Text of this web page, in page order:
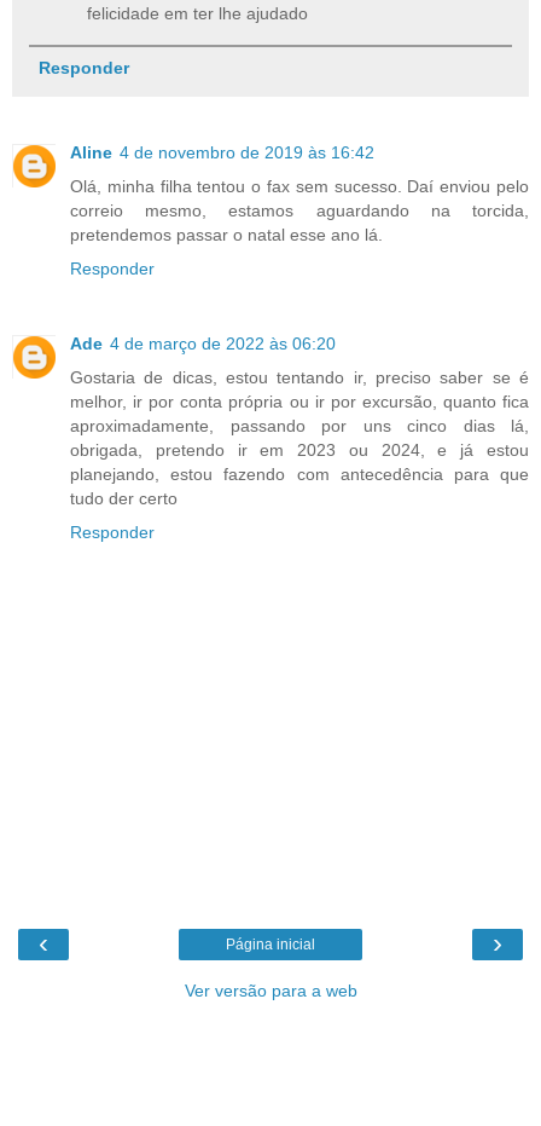
felicidade em ter lhe ajudado
Responder
Aline 4 de novembro de 2019 às 16:42
Olá, minha filha tentou o fax sem sucesso. Daí enviou pelo
correio mesmo, estamos aguardando na torcida,
pretendemos passar o natal esse ano lá.
Responder
Ade 4 de março de 2022 às 06:20
Gostaria de dicas, estou tentando ir, preciso saber se é
melhor, ir por conta própria ou ir por excursão, quanto fica
aproximadamente, passando por uns cinco dias lá,
obrigada, pretendo ir em 2023 ou 2024, e já estou
planejando, estou fazendo com antecedência para que
tudo der certo
Responder
‹ ›
Página inicial
Ver versão para a web